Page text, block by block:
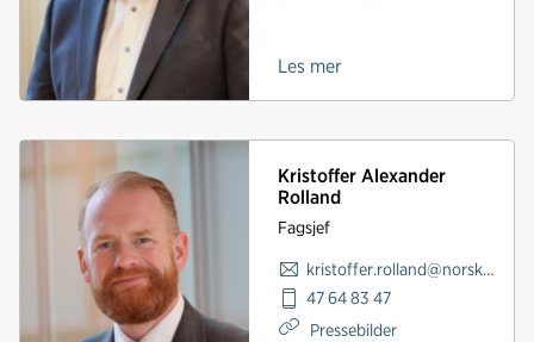
Les mer
Kristoffer Alexander
Rolland
Fagsjef
kristoffer.rolland@norskindustri.no
47 64 83 47
Pressebilder